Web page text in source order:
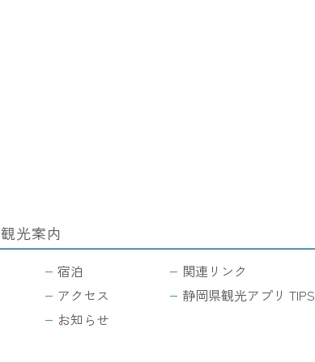
観光案内
宿泊
アクセス
お知らせ
関連リンク
静岡県観光アプリ TIPS